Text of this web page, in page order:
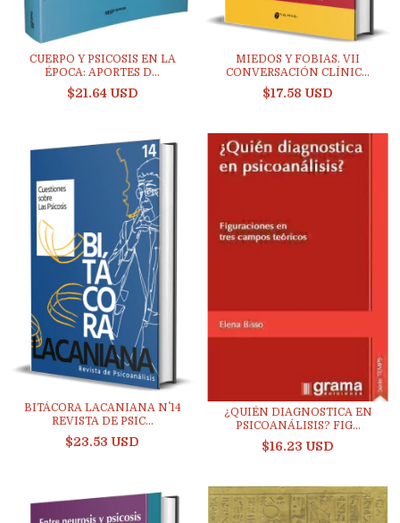
CUERPO Y PSICOSIS EN LA
ÉPOCA: APORTES D...
$21.64 USD
MIEDOS Y FOBIAS. VII
CONVERSACIÓN CLÍNIC...
$17.58 USD
BITÁCORA LACANIANA N˚ 14
REVISTA DE PSIC...
$23.53 USD
¿QUIÉN DIAGNOSTICA EN
PSICOANÁLISIS? FIG...
$16.23 USD